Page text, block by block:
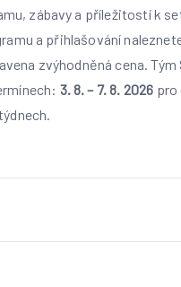
zábavy a příležitostí k
a přihlašování
zvýhodněná cena. Tým
3. 8. – 7. 8. 2026 pro
týdnech.